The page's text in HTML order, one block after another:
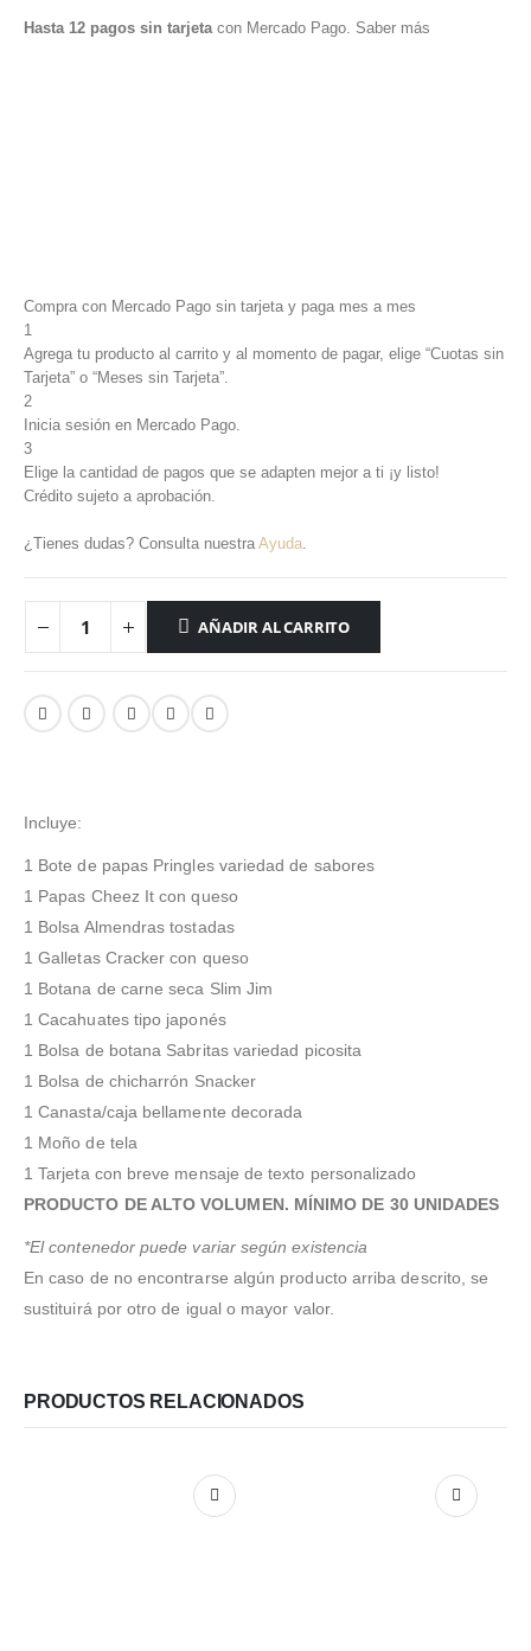
Hasta 12 pagos sin tarjeta con Mercado Pago. Saber más
Compra con Mercado Pago sin tarjeta y paga mes a mes
1
Agrega tu producto al carrito y al momento de pagar, elige “Cuotas sin
Tarjeta” o “Meses sin Tarjeta”.
2
Inicia sesión en Mercado Pago.
3
Elige la cantidad de pagos que se adapten mejor a ti ¡y listo!
Crédito sujeto a aprobación.
¿Tienes dudas? Consulta nuestra Ayuda
AÑADIR AL CARRITO
Incluye:
1 Bote de papas Pringles variedad de sabores
1 Papas Cheez It con queso
1 Bolsa Almendras tostadas
1 Galletas Cracker con queso
1 Botana de carne seca Slim Jim
1 Cacahuates tipo japonés
1 Bolsa de botana Sabritas variedad picosita
1 Bolsa de chicharrón Snacker
1 Canasta/caja bellamente decorada
1 Moño de tela
1 Tarjeta con breve mensaje de texto personalizado
PRODUCTO DE ALTO VOLUMEN. MÍNIMO DE 30 UNIDADES
*El contenedor puede variar según existencia
En caso de no encontrarse algún producto arriba descrito, se
sustituirá por otro de igual o mayor valor.
PRODUCTOS RELACIONADOS
SÍGUENOS EN NUESTRAS REDES
FORMAS DE PAGO